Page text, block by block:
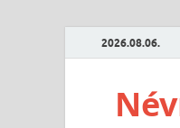
2026.08.06.